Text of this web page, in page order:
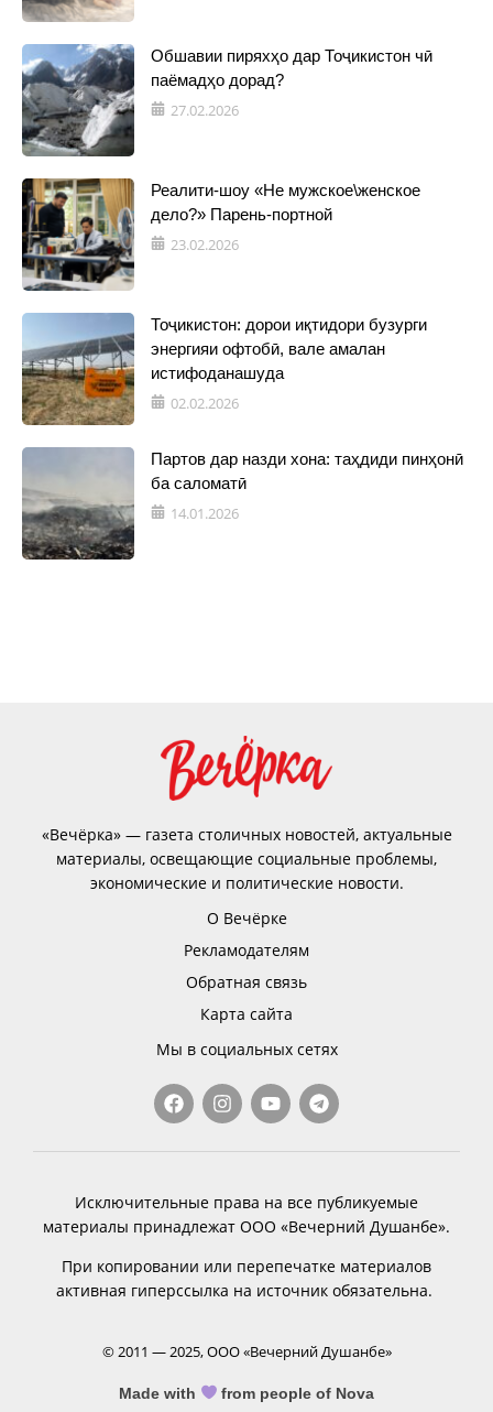
Обшавии пиряхҳо дар Тоҷикистон чӣ
паёмадҳо дорад?
27.02.2026
Реалити-шоу «Не мужское\женское
дело?» Парень-портной
23.02.2026
Тоҷикистон: дорои иқтидори бузурги
энергияи офтобӣ, вале амалан
истифоданашуда
02.02.2026
Партов дар назди хона: таҳдиди пинҳонӣ
ба саломатӣ
14.01.2026
«Вечёрка» — газета столичных новостей, актуальные
материалы, освещающие социальные проблемы,
экономические и политические новости.
О Вечёрке
Рекламодателям
Обратная связь
Карта сайта
Мы в социальных сетях
Исключительные права на все публикуемые
материалы принадлежат ООО «Вечерний Душанбе».
При копировании или перепечатке материалов
активная гиперссылка на источник обязательна.
© 2011 — 2025, ООО «Вечерний Душанбе»
Made with from people of Nova